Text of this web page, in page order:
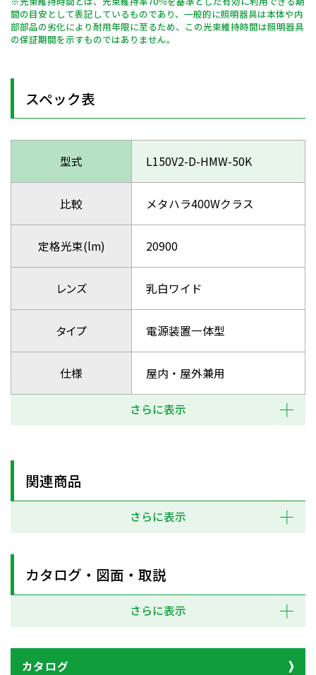
間の目安として表記しているものであり、一般的に照明器具は本体や内
部部品の劣化により耐用年限に至るため、この光束維持時間は照明器具
の保証期間を示すものではありません。
スペック表
型式 L150V2-D-HMW-50K
比較 メタハラ400Wクラス
定格光束(lm) 20900
レンズ 乳白ワイド
タイプ 電源装置一体型
仕様 屋内・屋外兼用
さらに表示
関連商品
さらに表示
カタログ・図面・取説
さらに表示
カタログ